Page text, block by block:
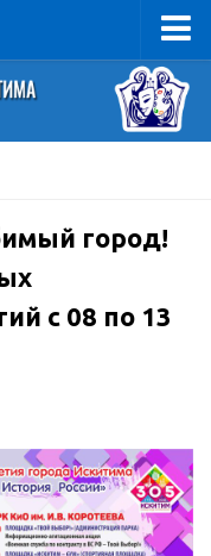
город!
с 08 по 13